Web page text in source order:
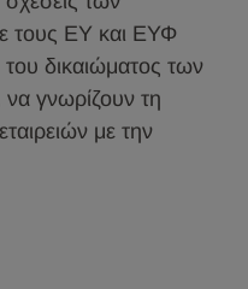
τους ΕΥ και ΕΥΦ
δικαιώματος των
γνωρίζουν τη
με την